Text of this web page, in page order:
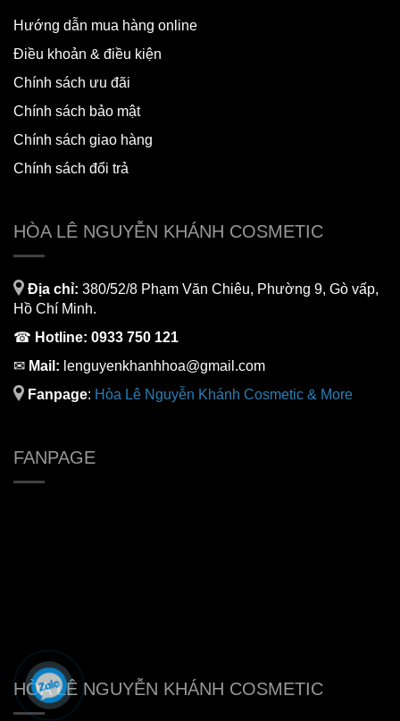
Hướng dẫn mua hàng online
Điều khoản & điều kiện
Chính sách ưu đãi
Chính sách bảo mật
Chính sách giao hàng
Chính sách đổi trả
HÒA LÊ NGUYỄN KHÁNH COSMETIC
Địa chỉ: 380/52/8 Phạm Văn Chiêu, Phường 9, Gò vấp,
Hồ Chí Minh.
☎ Hotline: 0933 750 121
✉ Mail: lenguyenkhanhhoa@gmail.com
Fanpage: Hòa Lê Nguyễn Khánh Cosmetic & More
FANPAGE
HÒA LÊ NGUYỄN KHÁNH COSMETIC